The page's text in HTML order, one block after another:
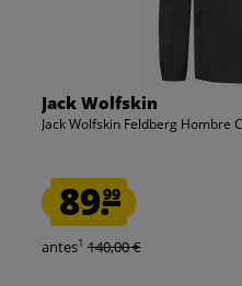
Jack Wolfskin
Jack Wolfskin Feldberg Hombre
89.99
antes1 140,00 €